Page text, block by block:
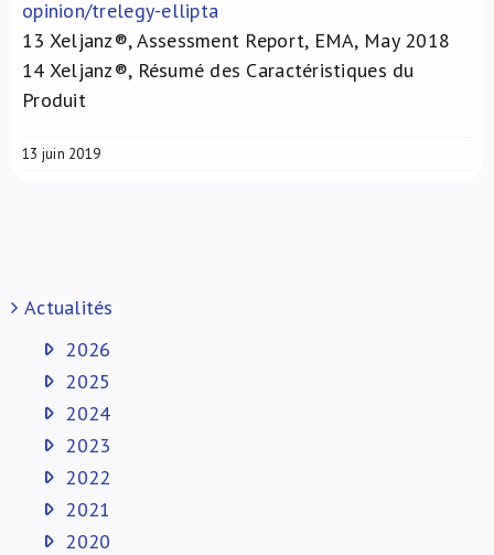
opinion/trelegy-ellipta
13 Xeljanz®, Assessment Report, EMA, May 2018
14 Xeljanz®, Résumé des Caractéristiques du
Produit
13 juin 2019
Actualités
2026
2025
2024
2023
2022
2021
2020